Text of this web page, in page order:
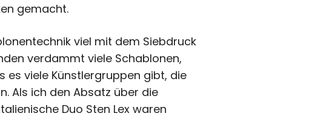
gemacht.
viel mit dem Siebdruck
verdammt viele Schablonen,
es viele Künstlergruppen gibt, die
Als ich den Absatz über die
Duo Sten Lex waren